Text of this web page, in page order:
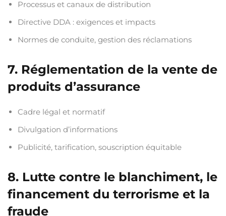
Processus et canaux de distribution
Directive DDA : exigences et impacts
Normes de conduite, gestion des réclamations
7. Réglementation de la vente de
produits d’assurance
Cadre légal et normatif
Divulgation d’informations
Publicité, tarification, souscription équitable
8. Lutte contre le blanchiment, le
financement du terrorisme et la
fraude